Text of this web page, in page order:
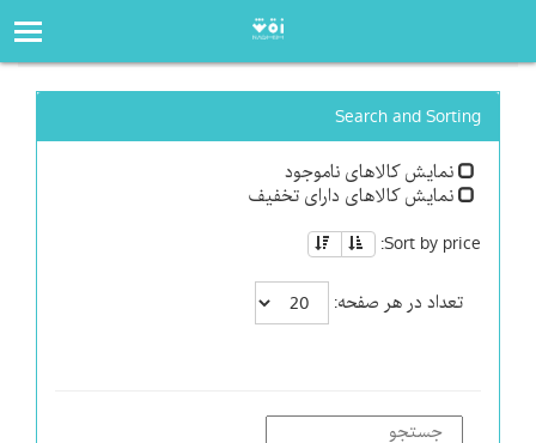
Search and Sorting
نمایش کالاهای ناموجود
نمایش کالاهای دارای تخفیف
Sort by price:
تعداد در هر صفحه: